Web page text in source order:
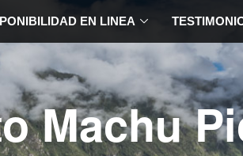
EN LINEA
Machu